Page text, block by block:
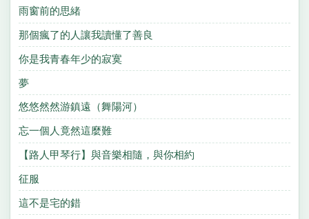
雨窗前的思緒
那個瘋了的人讓我讀懂了善良
你是我青春年少的寂寞
夢
悠悠然然游鎮遠（舞陽河）
忘一個人竟然這麼難
【路人甲琴行】與音樂相隨，與你相約
征服
這不是宅的錯